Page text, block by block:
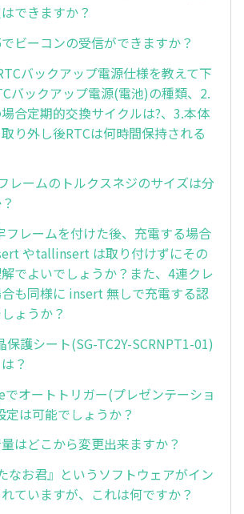
できますか？
ビーコンの受信ができますか？
バックアップ電源仕様を教えて下
バックアップ電源(電池)の種類、2.
合定期的交換サイクルは?、3.本体
り外し後RTCは何時間保持される
レームのトルクスネジのサイズは分
フレームを付けた後、充電する場合
やtallinsert は取り付けずにその
でよいでしょうか？また、4連クレ
も同様に insert 無しで充電する認
ょうか？
保護シート(SG-TC2Y-SCRNPT1-01)
？
でオートトリガー(プレゼンテーショ
定は可能でしょうか？
はどこから変更出来ますか？
なお君』というソフトウェアがイン
ていますが、これは何ですか？